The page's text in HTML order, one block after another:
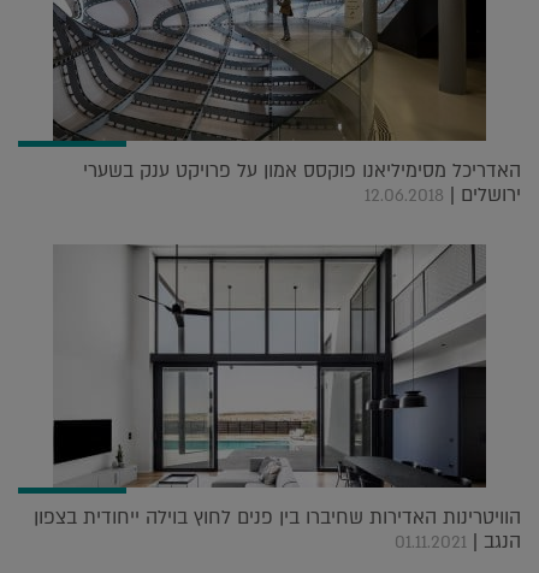
האדריכל מסימיליאנו פוקסס אמון על פרויקט ענק בשערי
ירושלים | 12.06.2018
הוויטרינות האדירות שחיברו בין פנים לחוץ בוילה ייחודית בצפון
הנגב | 01.11.2021